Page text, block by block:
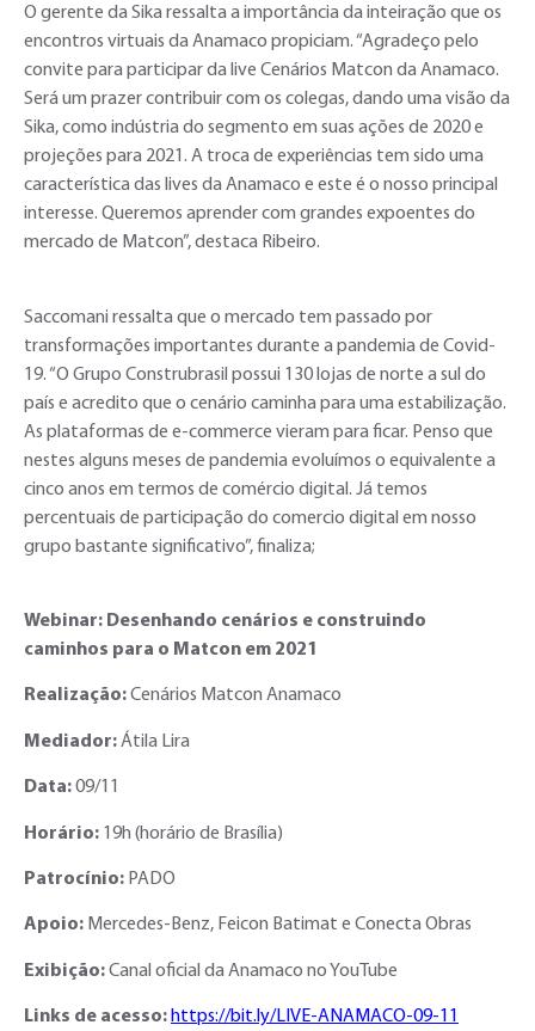
O gerente da Sika ressalta a importância da inteiração que os
encontros virtuais da Anamaco propiciam. “Agradeço pelo
convite para participar da live Cenários Matcon da Anamaco.
Será um prazer contribuir com os colegas, dando uma visão da
Sika, como indústria do segmento em suas ações de 2020 e
projeções para 2021. A troca de experiências tem sido uma
característica das lives da Anamaco e este é o nosso principal
interesse. Queremos aprender com grandes expoentes do
mercado de Matcon”, destaca Ribeiro.
Saccomani ressalta que o mercado tem passado por
transformações importantes durante a pandemia de Covid-
19. “O Grupo Construbrasil possui 130 lojas de norte a sul do
país e acredito que o cenário caminha para uma estabilização.
As plataformas de e-commerce vieram para ficar. Penso que
nestes alguns meses de pandemia evoluímos o equivalente a
cinco anos em termos de comércio digital. Já temos
percentuais de participação do comercio digital em nosso
grupo bastante significativo”, finaliza;
Webinar: Desenhando cenários e construindo
caminhos para o Matcon em 2021
Realização:Cenários Matcon Anamaco
Mediador:Átila Lira
Data:09/11
Horário: 19h (horário de Brasília)
Patrocínio: PADO
Apoio: Mercedes-Benz, Feicon Batimat e Conecta Obras
Exibição:Canal oficial da Anamaco no YouTube
Links de acesso: https://bit.ly/LIVE-ANAMACO-09-11